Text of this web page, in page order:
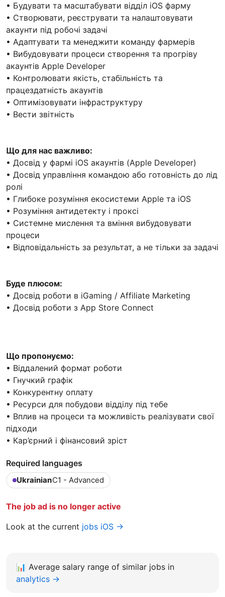
• Будувати та масштабувати відділ iOS фарму
• Створювати, реєструвати та налаштовувати
акаунти під робочі задачі
• Адаптувати та менеджити команду фармерів
• Вибудовувати процеси створення та прогріву
акаунтів Apple Developer
• Контролювати якість, стабільність та
працездатність акаунтів
• Оптимізовувати інфраструктуру
• Вести звітність
Що для нас важливо:
• Досвід у фармі iOS акаунтів (Apple Developer)
• Досвід управління командою або готовність до лід
ролі
• Глибоке розуміння екосистеми Apple та iOS
• Розуміння антидетекту і проксі
• Системне мислення та вміння вибудовувати
процеси
• Відповідальність за результат, а не тільки за задачі
Буде плюсом:
• Досвід роботи в iGaming / Affiliate Marketing
• Досвід роботи з App Store Connect
Що пропонуємо:
• Віддалений формат роботи
• Гнучкий графік
• Конкурентну оплату
• Ресурси для побудови відділу під тебе
• Вплив на процеси та можливість реалізувати свої
підходи
• Кар’єрний і фінансовий зріст
Required languages
UkrainianC1 - Advanced
The job ad is no longer active
Look at the current jobs iOS →
📊 Average salary range of similar jobs in
analytics →